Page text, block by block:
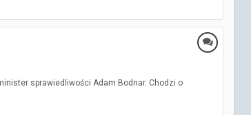
sprawiedliwości Adam Bodnar. Chodzi o